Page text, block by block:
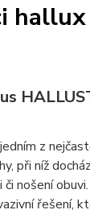
z
při níž
nošení
řešení,